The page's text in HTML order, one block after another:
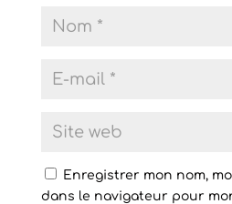
Enregistrer mon nom,
dans le navigateur pour